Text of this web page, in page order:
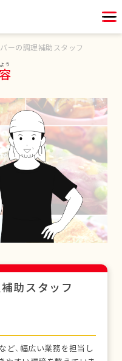
バーの調理補助スタッフ
助スタッフ
ど、幅広い業務を担当し